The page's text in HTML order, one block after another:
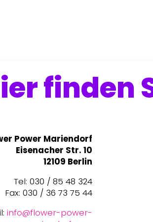
finden
Power Mariendorf
Eisenacher Str. 10
12109 Berlin
Tel: 030 / 85 48 324
Fax: 030 / 36 73 75 44
info@flower-power-